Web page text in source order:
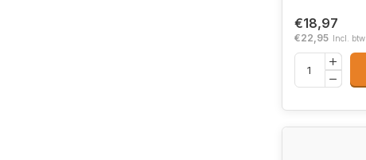
€18,97
€22,95 Incl. btw